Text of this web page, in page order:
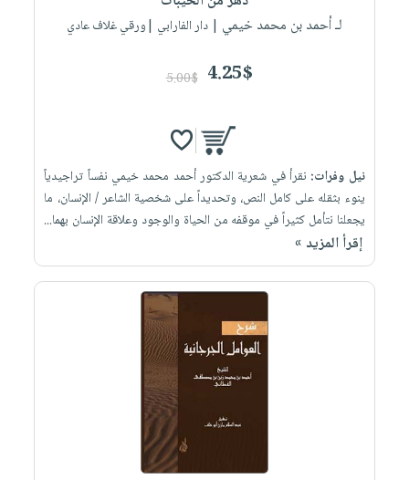
لـ أحمد بن محمد خيمي | دار الفارابي |ورقي غلاف عادي
4.25$
5.00$
نيل وفرات: نقرأ في شعرية الدكتور أحمد محمد خيمي نفساً تراجيدياً
ينوء بثقله على كامل النص، وتحديداً على شخصية الشاعر / الإنسان، ما
يجعلنا نتأمل كثيراً في موقفه من الحياة والوجود وعلاقة الإنسان بهما...
إقرأ المزيد »